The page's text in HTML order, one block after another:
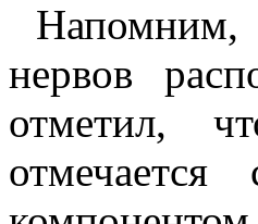
Напомним,
нервов
отметил,